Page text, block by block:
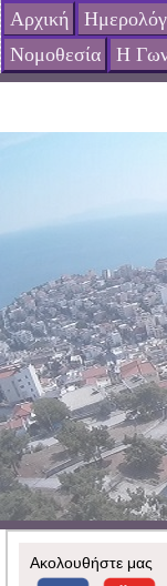
Αρχική
Νομοθεσία
Η
Ακολουθήστε μας